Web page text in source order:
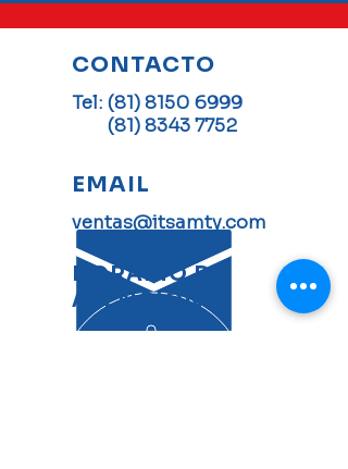
CONTACTO
Tel: (81) 8150 6999
(81) 8343 7752
EMAIL
ventas@itsamty.com
HORARIO DE
ATENCIÓN